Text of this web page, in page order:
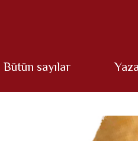
Bütün sayılar